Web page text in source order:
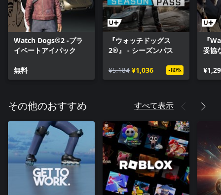
Watch Dogs®2 -プラ
イベートアイパック
無料
『ウォッチドッグス
2®』 - シーズンパス
¥5,184 ¥1,036 -80%
『
妥協
その他のおすすめ すべて表示